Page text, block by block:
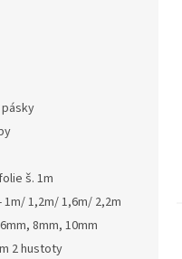
š. 1m
1m/ 1,2m/ 1,6m/ 2,2m
8mm, 10mm
2 hustoty